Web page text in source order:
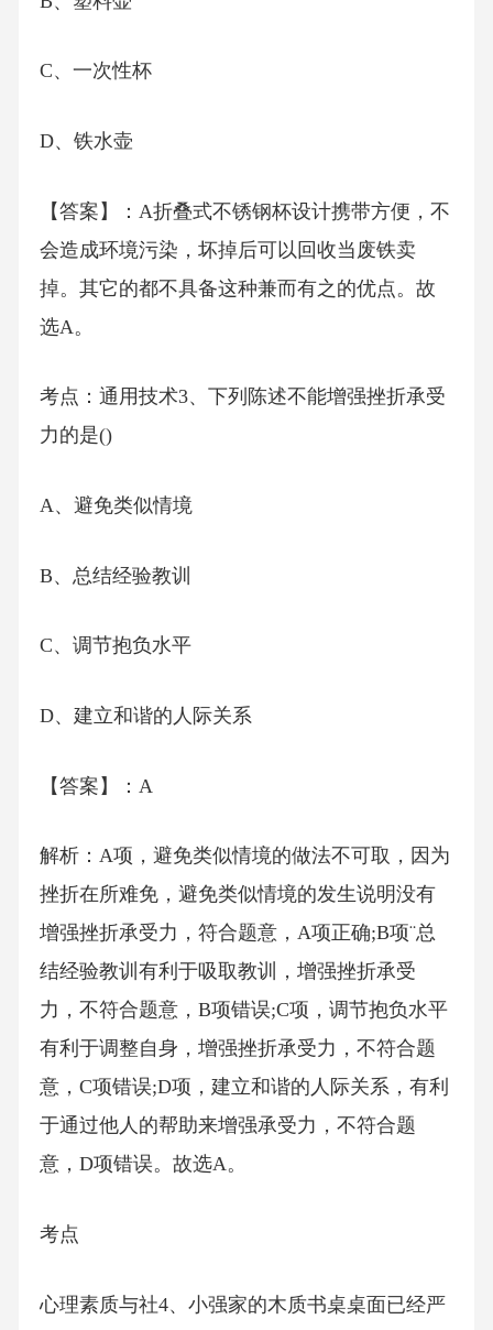
C、一次性杯
D、铁水壶
【答案】：A折叠式不锈钢杯设计携带方便，不
会造成环境污染，坏掉后可以回收当废铁卖
掉。其它的都不具备这种兼而有之的优点。故
选A。
考点：通用技术3、下列陈述不能增强挫折承受
力的是()
A、避免类似情境
B、总结经验教训
C、调节抱负水平
D、建立和谐的人际关系
【答案】：A
解析：A项，避免类似情境的做法不可取，因为
挫折在所难免，避免类似情境的发生说明没有
增强挫折承受力，符合题意，A项正确;B项¨总
结经验教训有利于吸取教训，增强挫折承受
力，不符合题意，B项错误;C项，调节抱负水平
有利于调整自身，增强挫折承受力，不符合题
意，C项错误;D项，建立和谐的人际关系，有利
于通过他人的帮助来增强承受力，不符合题
意，D项错误。故选A。
考点
心理素质与社4、小强家的木质书桌桌面已经严